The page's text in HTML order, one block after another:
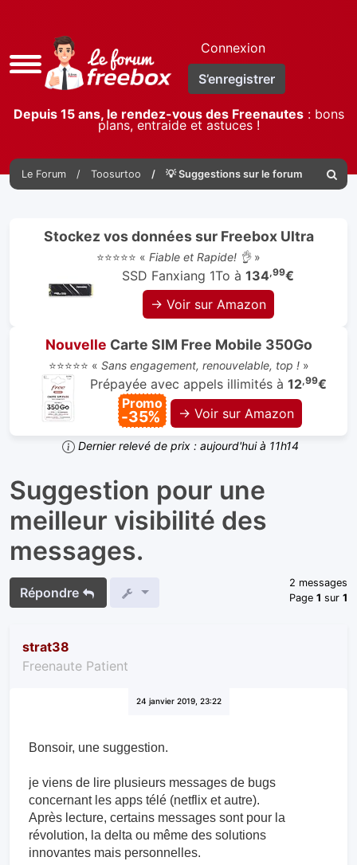
Accès
rapide
Connexion
S’enregistrer
Depuis 15 ans, le rendez-vous des Freenautes: bons
plans, entraide et astuces !
Le Forum Toosurtoo 💡 Suggestions sur le forum
Stockez vos données sur Freebox Ultra
⭐⭐⭐⭐⭐ « Fiable et Rapide! 👌»
SSD Fanxiang 1To à 134,99€
→ Voir sur Amazon
Nouvelle Carte SIM Free Mobile 350Go
⭐⭐⭐⭐⭐ « Sans engagement, renouvelable, top !»
Prépayée avec appels illimités à 12,99€
Promo
-35% → Voir sur Amazon
Dernier relevé de prix : aujourd'hui à 11h14
Suggestion pour une
meilleur visibilité des
messages.
Répondre
2 messages
Page1 sur1
strat38
Freenaute Patient
24 janvier 2019, 23:22
Bonsoir, une suggestion.
je viens de lire plusieurs messages de bugs
concernant les apps télé (netflix et autre).
Après lecture, certains messages sont pour la
révolution, la delta ou même des solutions
innovantes mais personnelles.